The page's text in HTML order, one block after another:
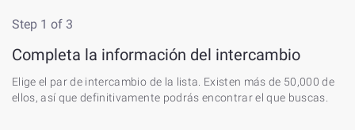
Step 1 of 3
Completa la información del intercambio
Elige el par de intercambio de la lista. Existen más de 50,000 de
ellos, así que definitivamente podrás encontrar el que buscas.